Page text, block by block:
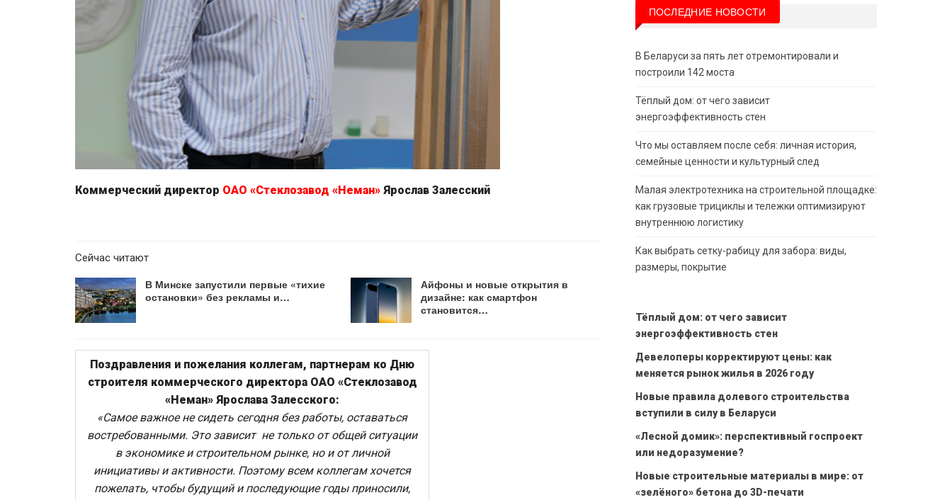
Коммерческий директор ОАО «Стеклозавод «Неман» Ярослав Залесский
Сейчас читают
В Минске запустили первые «тихие
остановки» без рекламы и…
Айфоны и новые открытия в
дизайне: как смартфон
становится…
Поздравления и пожелания коллегам, партнерам ко Дню
строителя коммерческого директора ОАО «Стеклозавод
«Неман» Ярослава Залесского:
«Самое важное не сидеть сегодня без работы, оставаться
востребованными. Это зависит не только от общей ситуации
в экономике и строительном рынке, но и от личной
инициативы и активности. Поэтому всем коллегам хочется
пожелать, чтобы будущий и последующие годы приносили,
ПОСЛЕДНИЕ НОВОСТИ
В Беларуси за пять лет отремонтировали и
построили 142 моста
Тёплый дом: от чего зависит
энергоэффективность стен
Что мы оставляем после себя: личная история,
семейные ценности и культурный след
Малая электротехника на строительной площадке:
как грузовые трициклы и тележки оптимизируют
внутреннюю логистику
Как выбрать сетку-рабицу для забора: виды,
размеры, покрытие
Тёплый дом: от чего зависит
энергоэффективность стен
Девелоперы корректируют цены: как
меняется рынок жилья в 2026 году
Новые правила долевого строительства
вступили в силу в Беларуси
«Лесной домик»: перспективный госпроект
или недоразумение?
Новые строительные материалы в мире: от
«зелёного» бетона до 3D-печати